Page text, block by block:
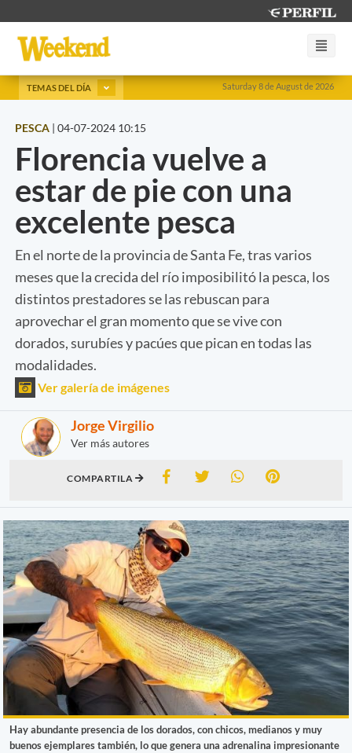
Saturday 8 de August de 2026
TEMAS DEL DÍA
PESCA | 04-07-2024 10:15
Florencia vuelve a
estar de pie con una
excelente pesca
En el norte de la provincia de Santa Fe, tras varios
meses que la crecida del río imposibilitó la pesca, los
distintos prestadores se las rebuscan para
aprovechar el gran momento que se vive con
dorados, surubíes y pacúes que pican en todas las
modalidades.
Ver galería de imágenes
Jorge Virgilio
Ver más autores
COMPARTILA
Hay abundante presencia de los dorados, con chicos, medianos y muy
buenos ejemplares también, lo que genera una adrenalina impresionante